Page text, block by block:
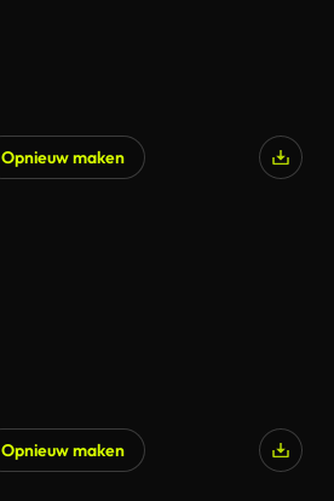
Opnieuw maken
Opnieuw maken